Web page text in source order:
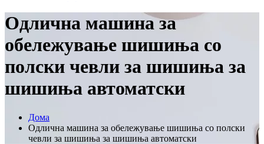
Одлична машина за
обележување шишиња со
полски чевли за шишиња за
шишиња автоматски
Дома
Одлична машина за обележување шишиња со полски
чевли за шишиња за шишиња автоматски